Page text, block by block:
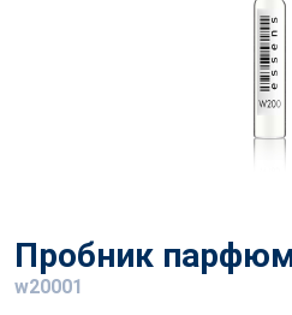
Пробник
w20001